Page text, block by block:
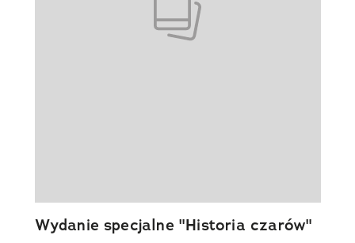
Wydanie specjalne "Historia czarów"